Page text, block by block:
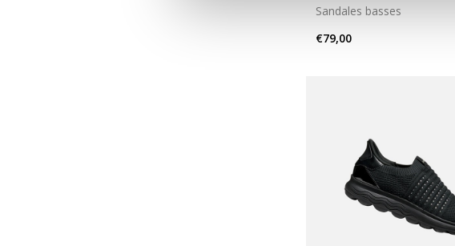
Sandales basses
€79,00